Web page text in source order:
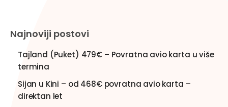
Najnoviji postovi
Tajland (Puket) 479€ – Povratna avio karta u više
termina
Sijan u Kini – od 468€ povratna avio karta –
direktan let